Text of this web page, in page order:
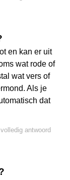
en kan er uit
wat rode of
wat vers of
Als je
dat
antwoord